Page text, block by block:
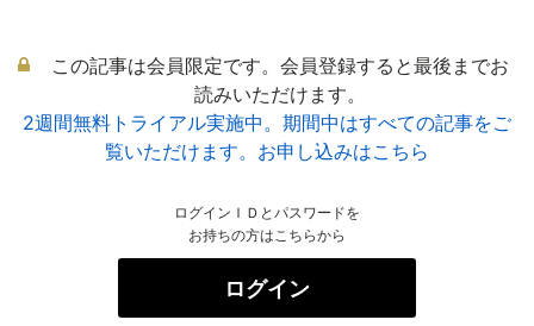
この記事は会員限定です。会員登録すると最後までお
読みいただけます。
2週間無料トライアル実施中。期間中はすべての記事をご
覧いただけます。お申し込みはこちら
ログインＩＤとパスワードを
お持ちの方はこちらから
ログイン